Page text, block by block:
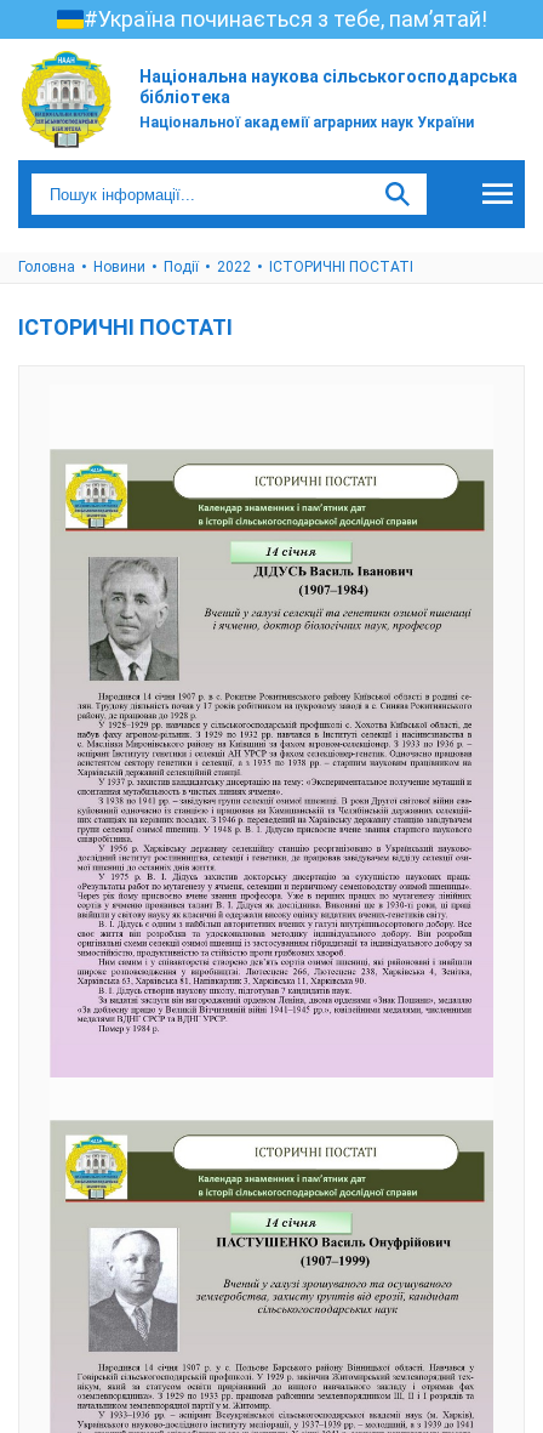
#Україна починається з тебе, пам’ятай!
Національна наукова сільськогосподарська
бібліотека
Національної академії аграрних наук України
Головна Новини Події 2022 ІСТОРИЧНІ ПОСТАТІ
ІСТОРИЧНІ ПОСТАТІ